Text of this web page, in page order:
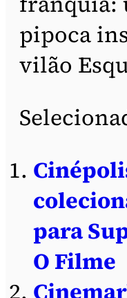
pipoca
vilão
para
O Filme